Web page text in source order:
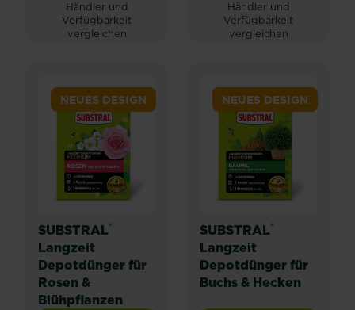
Händler und
Verfügbarkeit
vergleichen
Händler und
Verfügbarkeit
vergleichen
SUBSTRAL®
Langzeit
Depotdünger für
Rosen &
Blühpflanzen
NEUES DESIGN
SUBSTRAL®
Langzeit
Depotdünger für
Buchs & Hecken
NEUES DESIGN